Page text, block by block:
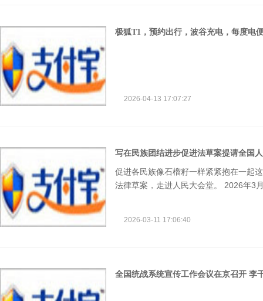
极狐T1，预约出行，波谷充电，每度电
2026-04-13 17:07:27
写在民族团结进步促进法草案提请全国
促进各民族像石榴籽一样紧紧抱在一起
法律草案，走进人民大会堂。 2026年3
2026-03-11 17:06:40
全国统战系统宣传工作会议在京召开 李